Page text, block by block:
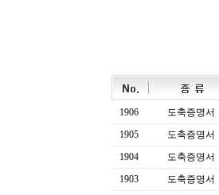
1906 도축증명서
1905
도축증명서
1904
도축증명서
1903
도축증명서